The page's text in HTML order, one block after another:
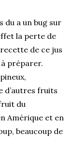
du a un bug sur
la perte de
de ce jus
préparer.
d’autres fruits
du
Amérique et en
beaucoup de